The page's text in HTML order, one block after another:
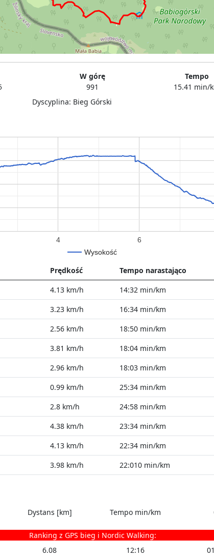
W górę
991
Tempo
15.41 min/
Dyscyplina: Bieg Górski
Wysokość
4 6
Prędkość Tempo narastająco
4.13 km/h 14:32 min/km
3.23 km/h 16:34 min/km
2.56 km/h 18:50 min/km
3.81 km/h 18:04 min/km
2.96 km/h 18:03 min/km
0.99 km/h 25:34 min/km
2.8 km/h 24:58 min/km
4.38 km/h 23:34 min/km
4.13 km/h 22:34 min/km
3.98 km/h 22:010 min/km
Dystans [km] Tempo min/km
Ranking z GPS bieg i Nordic Walking:
6.08 12:16